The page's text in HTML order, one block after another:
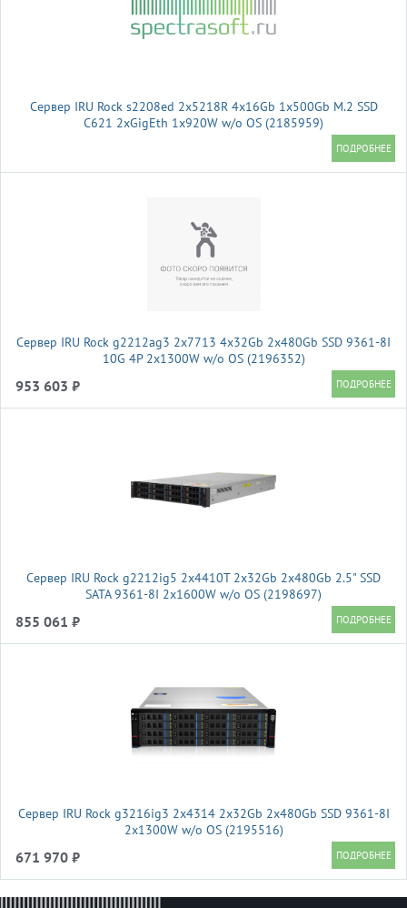
Сервер IRU Rock s2208ed 2x5218R 4x16Gb 1x500Gb M.2 SSD
С621 2xGigEth 1x920W w/o OS (2185959)
Сервер IRU Rock g2212ag3 2x7713 4x32Gb 2x480Gb SSD 9361-8I
10G 4P 2x1300W w/o OS (2196352)
953 603 ₽
Сервер IRU Rock g2212ig5 2x4410T 2x32Gb 2x480Gb 2.5" SSD
SATA 9361-8I 2x1600W w/o OS (2198697)
855 061 ₽
Сервер IRU Rock g3216ig3 2x4314 2x32Gb 2x480Gb SSD 9361-8I
2x1300W w/o OS (2195516)
671 970 ₽